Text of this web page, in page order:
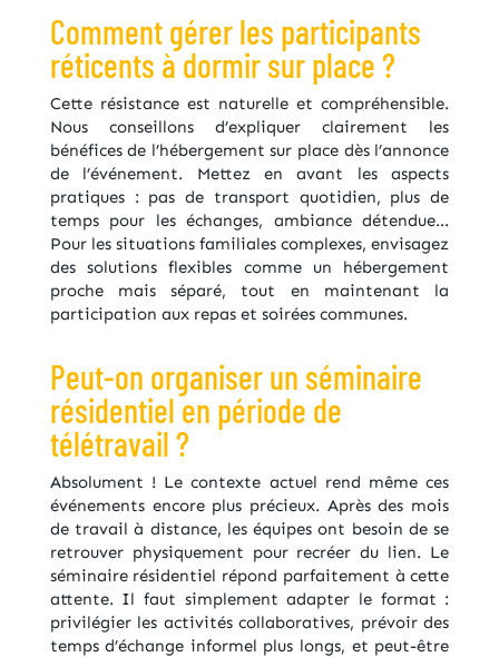
Comment gérer les participants
réticents à dormir sur place ?
Cette résistance est naturelle et compréhensible.
Nous conseillons d’expliquer clairement les
bénéfices de l’hébergement sur place dès l’annonce
de l’événement. Mettez en avant les aspects
pratiques : pas de transport quotidien, plus de
temps pour les échanges, ambiance détendue…
Pour les situations familiales complexes, envisagez
des solutions flexibles comme un hébergement
proche mais séparé, tout en maintenant la
participation aux repas et soirées communes.
Peut-on organiser un séminaire
résidentiel en période de
télétravail ?
Absolument ! Le contexte actuel rend même ces
événements encore plus précieux. Après des mois
de travail à distance, les équipes ont besoin de se
retrouver physiquement pour recréer du lien. Le
séminaire résidentiel répond parfaitement à cette
attente. Il faut simplement adapter le format :
privilégier les activités collaboratives, prévoir des
temps d’échange informel plus longs, et peut-être